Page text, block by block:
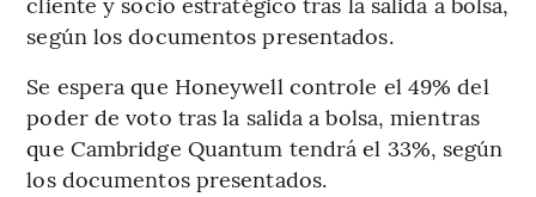
según los documentos presentados.
Se espera que Honeywell controle el 49% del
poder de voto tras la salida a bolsa, mientras
que Cambridge Quantum tendrá el 33%, según
los documentos presentados.